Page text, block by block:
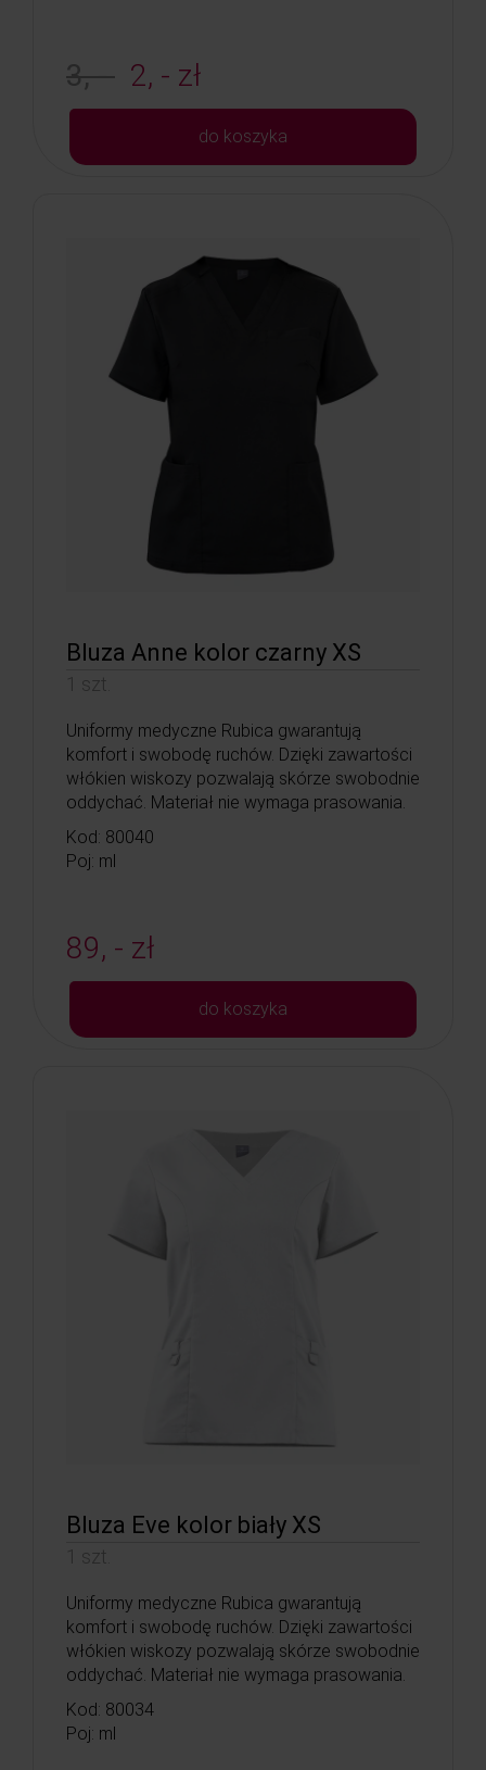
3, - 2, - zł
do koszyka
Bluza Anne kolor czarny XS
1 szt.
Uniformy medyczne Rubica gwarantują
komfort i swobodę ruchów. Dzięki zawartości
włókien wiskozy pozwalają skórze swobodnie
oddychać. Materiał nie wymaga prasowania.
Kod: 80040
Poj: ml
89, - zł
do koszyka
Bluza Eve kolor biały XS
1 szt.
Uniformy medyczne Rubica gwarantują
komfort i swobodę ruchów. Dzięki zawartości
włókien wiskozy pozwalają skórze swobodnie
oddychać. Materiał nie wymaga prasowania.
Kod: 80034
Poj: ml